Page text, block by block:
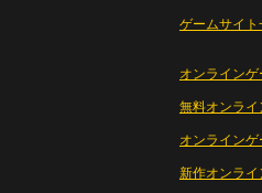
ゲームサイト
オンラインゲ
無料オンライ
オンライン
新作オンライ